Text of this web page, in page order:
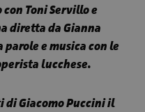
Toni Servillo e
diretta da Gianna
e musica con le
lucchese.
di Giacomo Puccini il